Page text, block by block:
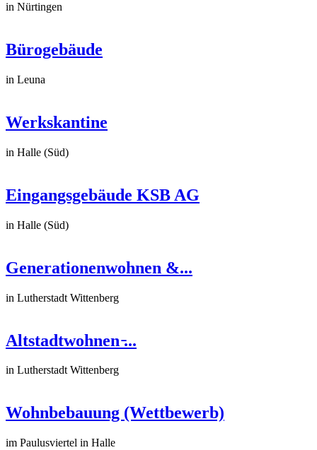
in Nürtingen
Bürogebäude
in Leuna
Werkskantine
in Halle (Süd)
Eingangsgebäude KSB AG
in Halle (Süd)
Generationenwohnen &...
in Lutherstadt Wittenberg
Altstadtwohnen ̵...
in Lutherstadt Wittenberg
Wohnbebauung (Wettbewerb)
im Paulusviertel in Halle